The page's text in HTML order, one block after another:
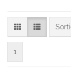
1